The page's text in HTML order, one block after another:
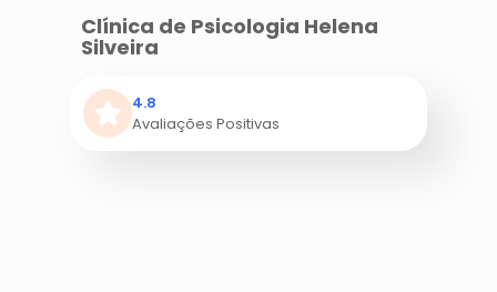
Clínica de Psicologia Helena
Silveira
4.8
Avaliações Positivas